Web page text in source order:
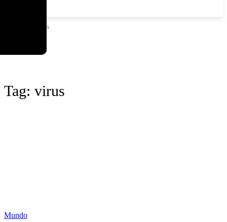
Virus
Tag: virus
Mundo